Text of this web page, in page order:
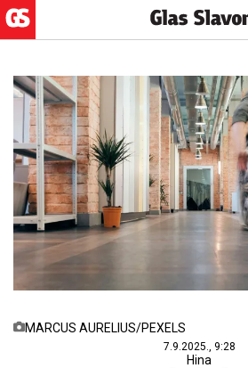
MARCUS AURELIUS/PEXELS
7.9.2025., 9:28
Hina